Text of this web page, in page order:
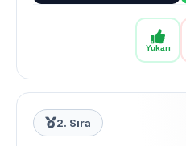
Yukarı
2. Sıra